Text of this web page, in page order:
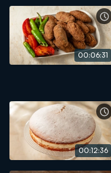
00:06:31
00:12:36